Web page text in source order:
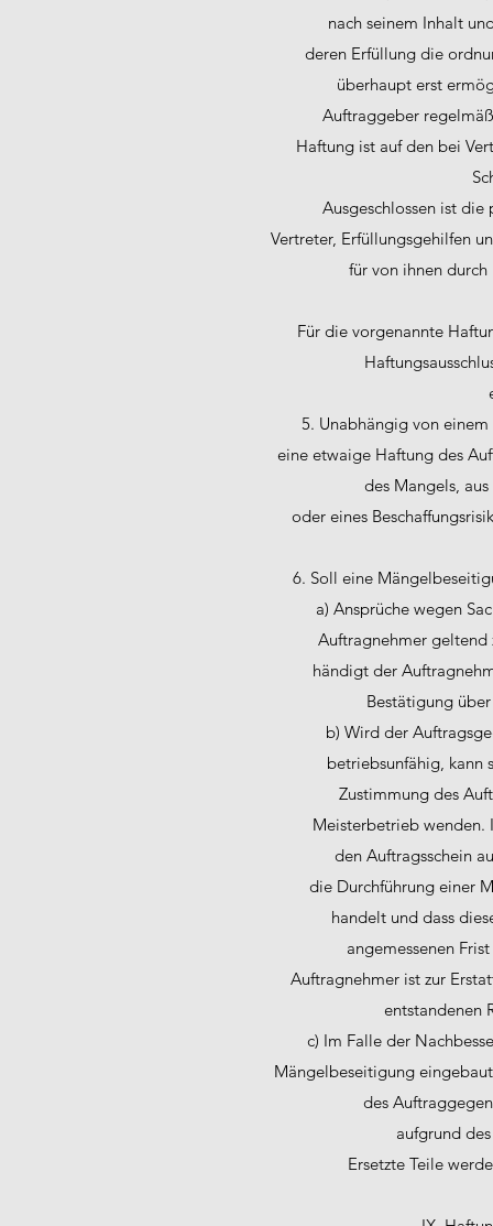
nach seinem Inhalt
deren Erfüllung die
überhaupt erst
Auftraggeber
Haftung ist auf den bei
Ausgeschlossen ist
Vertreter, Erfüllungsgehilfen
für von ihnen
Für die vorgenannte
5. Unabhängig von
eine etwaige Haftung des
des Mangels,
oder eines
6. Soll eine
a) Ansprüche wegen
Auftragnehmer geltend
händigt der
Bestätigung
b) Wird der
betriebsunfähig, kann
Zustimmung des
Meisterbetrieb wenden.
den Auftragsschein
die Durchführung einer
handelt und dass
angemessenen
Auftragnehmer ist zur
entstandenen
c) Im Falle der
Mängelbeseitigung
des
aufgrund
Ersetzte Teile